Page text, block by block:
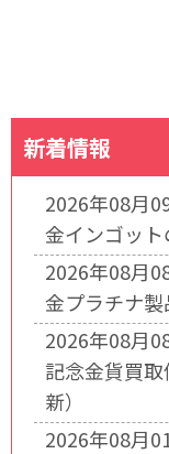
新着情報
2026年08月
金インゴット
2026年08月
金プラチナ
2026年08月
記念金貨買
新）
2026年08月